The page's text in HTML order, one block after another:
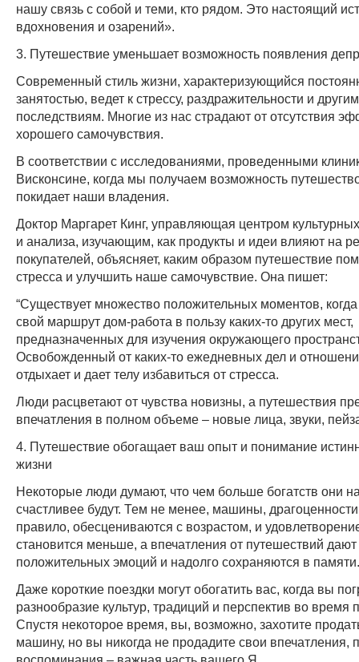
нашу связь с собой и теми, кто рядом. Это настоящий
вдохновения и озарений».
3. Путешествие уменьшает возможность появления
Современный стиль жизни, характеризующийся
занятостью, ведет к стрессу, раздражительности и
последствиям. Многие из нас страдают от отсутствия
хорошего самочувствия.
В соответствии с исследованиями, проведенными
Висконсине, когда мы получаем возможность
покидает наши владения.
Доктор Маргарет Кинг, управляющая центром
и анализа, изучающим, как продукты и идеи влияют на
покупателей, объясняет, каким образом путешествие
стресса и улучшить наше самочувствие. Она пишет:
“Существует множество положительных моментов,
свой маршрут дом-работа в пользу каких-то других мест,
предназначенных для изучения окружающего
Освобожденный от каких-то ежедневных дел и
отдыхает и дает телу избавиться от стресса.
Люди расцветают от чувства новизны, а путешествия
впечатления в полном объеме – новые лица, звуки,
4. Путешествие обогащает ваш опыт и понимание
жизни
Некоторые люди думают, что чем больше богатств они
счастливее будут. Тем не менее, машины,
правило, обесцениваются с возрастом, и
становится меньше, а впечатления от путешествий
положительных эмоций и надолго сохраняются в памяти.
Даже короткие поездки могут обогатить вас, когда вы
разнообразие культур, традиций и перспектив во время
Спустя некоторое время, вы, возможно, захотите
машину, но вы никогда не продадите свои впечатления,